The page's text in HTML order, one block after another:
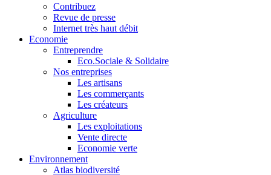
Contribuez
Revue de presse
Internet très haut débit
Economie
Entreprendre
Eco.Sociale & Solidaire
Nos entreprises
Les artisans
Les commerçants
Les créateurs
Agriculture
Les exploitations
Vente directe
Economie verte
Environnement
Atlas biodiversité